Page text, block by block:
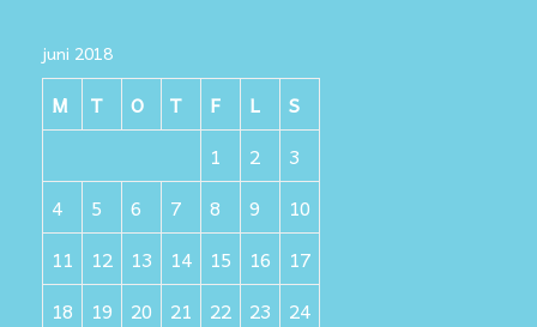
juni 2018
M T O T F L
S
1
2
3
4
5 6 7 8 9
10
11
12 13 14 15 16
17
18
19 20 21 22 23
24